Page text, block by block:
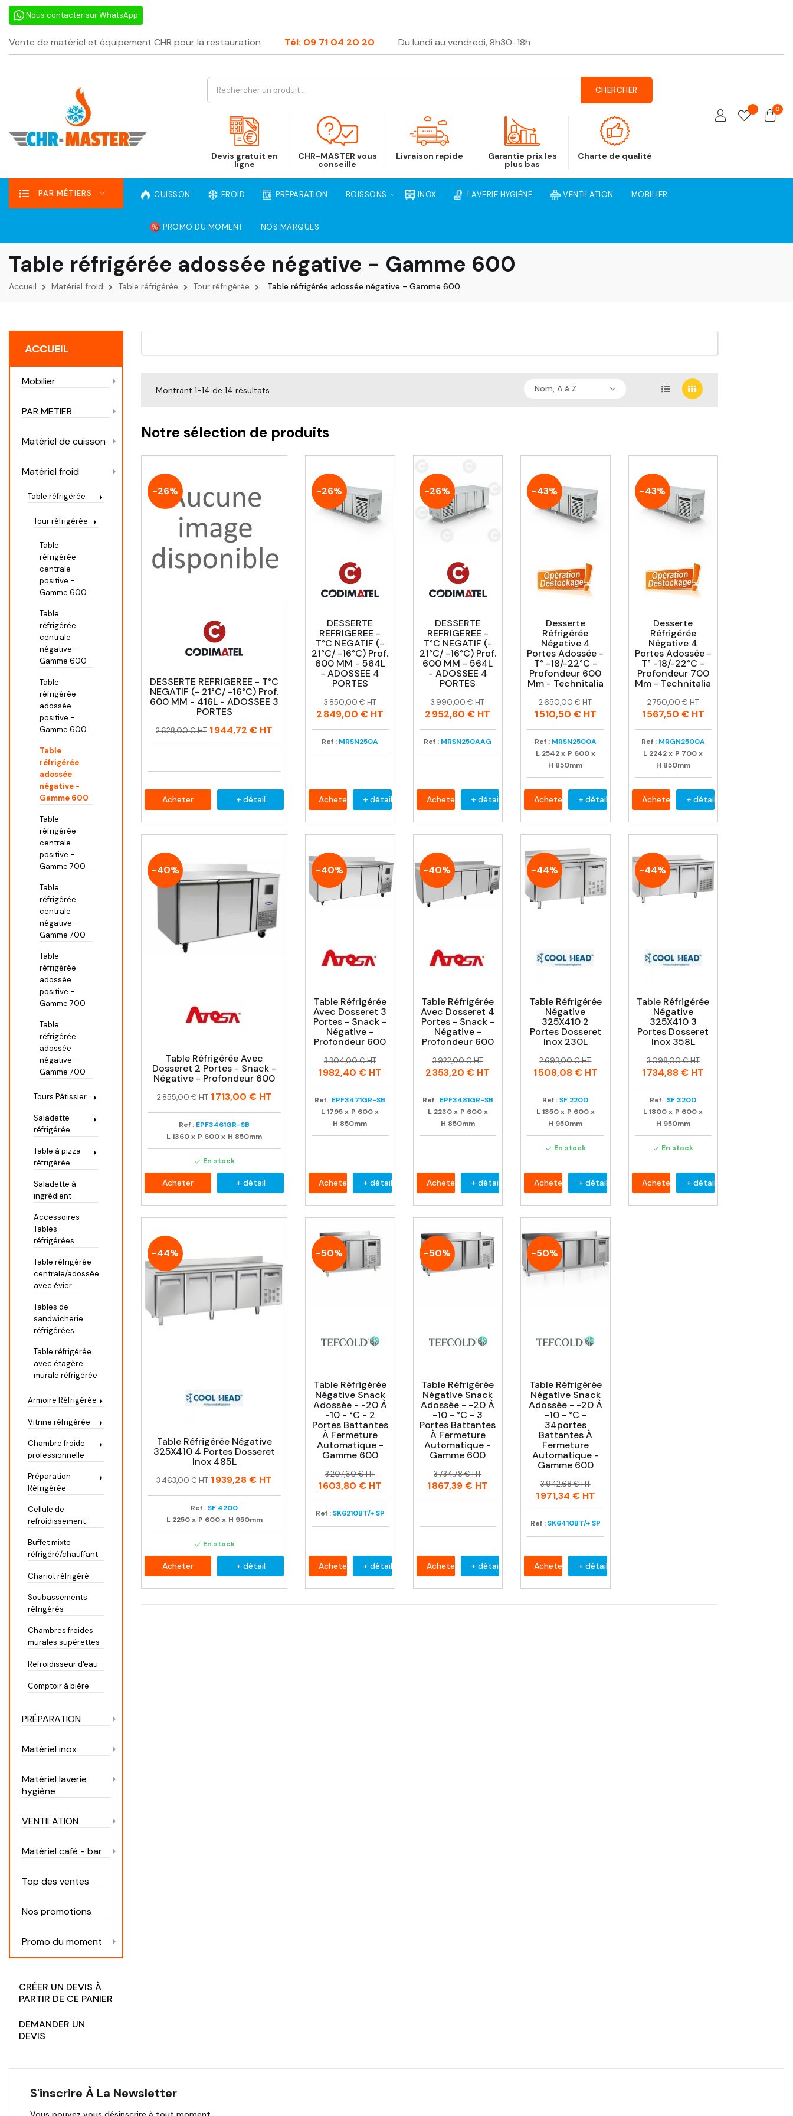
Nous contacter sur WhatsApp
Vente de matériel et équipement CHR pour la restauration Tél: 09 71 04 20 20 Du lundi au vendredi, 8h30-18h
CHERCHER
Devis gratuit en
ligne
CHR-MASTER vous
conseille
Livraison rapide Garantie prix les
plus bas
Charte de qualité
0
PAR MÉTIERS CUISSON FROID PRÉPARATION BOISSONS INOX LAVERIE HYGIÈNE VENTILATION MOBILIER
PROMO DU MOMENT NOS MARQUES
Table réfrigérée adossée négative - Gamme 600
Accueil Matériel froid Table réfrigérée Tour réfrigérée Table réfrigérée adossée négative - Gamme 600
ACCUEIL
Mobilier
PAR METIER
Matériel de cuisson
Matériel froid
Table réfrigérée
Tour réfrigérée
Table
réfrigérée
centrale
positive -
Gamme 600
Table
réfrigérée
centrale
négative -
Gamme 600
Table
réfrigérée
adossée
positive -
Gamme 600
Table
réfrigérée
adossée
négative -
Gamme 600
Table
réfrigérée
centrale
positive -
Gamme 700
Table
réfrigérée
centrale
négative -
Gamme 700
Table
réfrigérée
adossée
positive -
Gamme 700
Table
réfrigérée
adossée
négative -
Gamme 700
Tours Pâtissier
Saladette
réfrigérée
Table à pizza
réfrigérée
Saladette à
ingrédient
Accessoires
Tables
réfrigérées
Table réfrigérée
centrale/adossée
avec évier
Tables de
sandwicherie
réfrigérées
Table réfrigérée
avec étagère
murale réfrigérée
Armoire Réfrigérée
Vitrine réfrigérée
Chambre froide
professionnelle
Préparation
Réfrigérée
Cellule de
refroidissement
Buffet mixte
réfrigéré/chauffant
Chariot réfrigéré
Soubassements
réfrigérés
Chambres froides
murales supérettes
Refroidisseur d'eau
Comptoir à bière
PRÉPARATION
Matériel inox
Matériel laverie
hygiène
VENTILATION
Matériel café - bar
Top des ventes
Nos promotions
Promo du moment
CRÉER UN DEVIS À
PARTIR DE CE PANIER
DEMANDER UN
DEVIS
Montrant 1-14 de 14 résultats Nom, A à Z
Notre sélection de produits
-26%
DESSERTE REFRIGEREE - T°C
NEGATIF (- 21°C/ -16°C) Prof.
600 MM - 416L - ADOSSEE 3
PORTES
Prix
Prix
2 628,00 € HT 1 944,72 € HT
Acheter + détail
-26%
DESSERTE
REFRIGEREE -
T°C NEGATIF (-
21°C/ -16°C) Prof.
600 MM - 564L
- ADOSSEE 4
PORTES
Prix
Prix
habituel
3 850,00 € HT
2 849,00 € HT
Ref : MRSN250A
Acheter + détail
-26%
DESSERTE
REFRIGEREE -
T°C NEGATIF (-
21°C/ -16°C) Prof.
600 MM - 564L
- ADOSSEE 4
PORTES
Prix
Prix
habituel
3 990,00 € HT
2 952,60 € HT
Ref : MRSN250AAG
Acheter + détail
-43%
Desserte
Réfrigérée
Négative 4
Portes Adossée -
T° -18/-22°C -
Profondeur 600
Mm - Technitalia
Prix
Prix
habituel
2 650,00 € HT
1 510,50 €HT
Ref : MRSN2500A
L 2542 x P 600 x
H 850mm
Acheter + détail
-43%
Desserte
Réfrigérée
Négative 4
Portes Adossée -
T° -18/-22°C -
Profondeur 700
Mm - Technitalia
Prix
Prix
habituel
2 750,00 € HT
1 567,50 €HT
Ref : MRGN2500A
L 2242 x P 700 x
H 850mm
Acheter + détail
-40%
Table Réfrigérée Avec
Dosseret 2 Portes - Snack -
Négative - Profondeur 600
Prix
Prix
2 855,00 € HT 1 713,00 €HT
Ref : EPF3461GR-SB
L1360x P 600x H 850mm
 En stock
Acheter + détail
-40%
Table Réfrigérée
Avec Dosseret 3
Portes - Snack -
Négative -
Profondeur 600
Prix
Prix
habituel
3 304,00 € HT
1 982,40 € HT
Ref : EPF3471GR-SB
L 1795 x P 600 x
H 850mm
Acheter + détail
-40%
Table Réfrigérée
Avec Dosseret 4
Portes - Snack -
Négative -
Profondeur 600
Prix
Prix
habituel
3 922,00 € HT
2 353,20 € HT
Ref : EPF3481GR-SB
L 2230 x P 600 x
H 850mm
Acheter + détail
-44%
Table Réfrigérée
Négative
325X410 2
Portes Dosseret
Inox 230L
Prix
Prix
habituel
2 693,00 € HT
1 508,08 €HT
Ref : SF 2200
L 1350 x P 600 x
H 950mm
 En stock
Acheter + détail
-44%
Table Réfrigérée
Négative
325X410 3
Portes Dosseret
Inox 358L
Prix
Prix
habituel
3 098,00 € HT
1 734,88 € HT
Ref : SF 3200
L 1800 x P 600 x
H 950mm
 En stock
Acheter + détail
-44%
Table Réfrigérée Négative
325X410 4 Portes Dosseret
Inox 485L
Prix
Prix
3 463,00 € HT 1 939,28 € HT
Ref :SF 4200
L 2250 x P 600 x H 950mm
 En stock
Acheter + détail
-50%
Table Réfrigérée
Négative Snack
Adossée - -20 À
-10 - °C - 2
Portes Battantes
À Fermeture
Automatique -
Gamme 600
Prix
Prix
habituel
3 207,60 € HT
1 603,80 € HT
Ref : SK6210BT/+ SP
Acheter + détail
-50%
Table Réfrigérée
Négative Snack
Adossée - -20 À
-10 - °C - 3
Portes Battantes
À Fermeture
Automatique -
Gamme 600
Prix
Prix
habituel
3 734,78 € HT
1 867,39 € HT
Acheter + détail
-50%
Table Réfrigérée
Négative Snack
Adossée - -20 À
-10 - °C -
34portes
Battantes À
Fermeture
Automatique -
Gamme 600
Prix
Prix
habituel
3 942,68 € HT
1 971,34 €HT
Ref : SK6410BT/+ SP
Acheter + détail
S'inscrire À La Newsletter